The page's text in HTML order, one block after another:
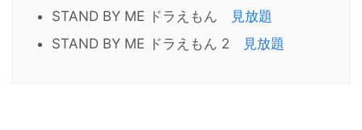
STAND BY ME ドラえもん
見放題
STAND BY ME ドラえもん 2
見放題